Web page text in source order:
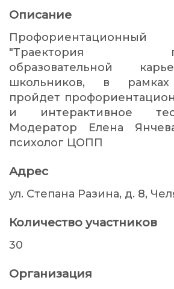
Описание
Профориентационный
"Траектория
образовательной
школьников, в рамках
пройдет
и интерактивное
Модератор Елена
психолог ЦОПП
Адрес
ул. Степана Разина, д. 8,
Количество участников
30
Организация